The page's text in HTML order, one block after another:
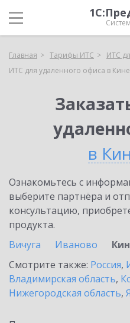
Главная Тарифы ИТС
ИТС
ИТС для удаленного офиса в
в
Ознакомьтесь с
выберите партнёра и
консультацию,
продукта.
Вичуга
Иваново
Смотрите также: Россия,
Владимирская область,
Нижегородская область,